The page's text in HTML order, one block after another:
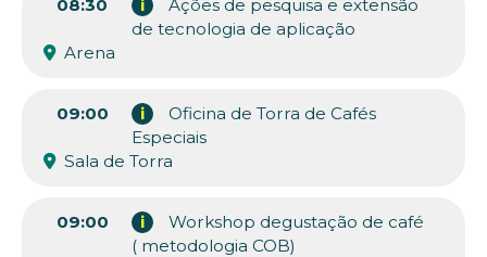
08:30 i
Ações de pesquisa e extensão
de tecnologia de aplicação
Arena
09:00 i
Oficina de Torra de Cafés
Especiais
Sala de Torra
09:00 i
Workshop degustação de café
( metodologia COB)